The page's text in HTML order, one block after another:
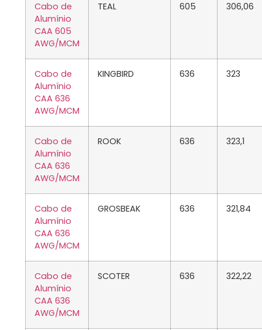
Cabo de
Alumínio
CAA 605
AWG/MCM
TEAL 605 306,06
Cabo de
Alumínio
CAA 636
AWG/MCM
KINGBIRD 636 323
Cabo de
Alumínio
CAA 636
AWG/MCM
ROOK 636 323,1
Cabo de
Alumínio
CAA 636
AWG/MCM
GROSBEAK 636 321,84
Cabo de
Alumínio
CAA 636
AWG/MCM
SCOTER 636 322,22